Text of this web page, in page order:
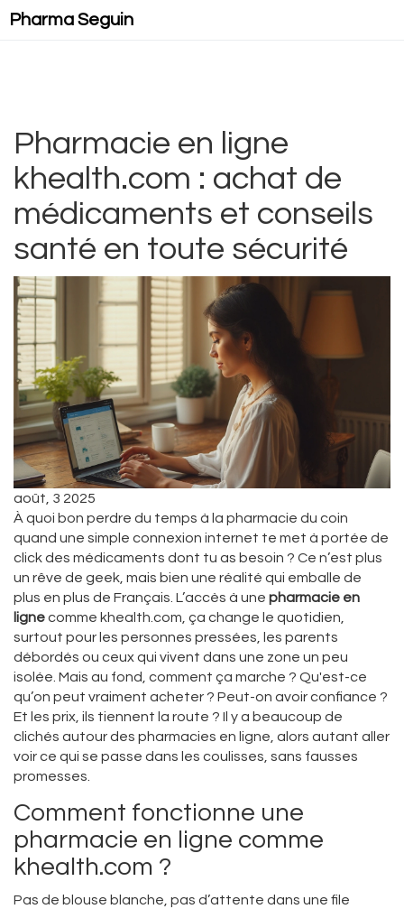
Pharma Seguin
Pharmacie en ligne
khealth.com : achat de
médicaments et conseils
santé en toute sécurité
août, 3 2025
À quoi bon perdre du temps à la pharmacie du coin
quand une simple connexion internet te met à portée de
click des médicaments dont tu as besoin ? Ce n’est plus
un rêve de geek, mais bien une réalité qui emballe de
plus en plus de Français. L’accès à une pharmacie en
lignecomme khealth.com, ça change le quotidien,
surtout pour les personnes pressées, les parents
débordés ou ceux qui vivent dans une zone un peu
isolée. Mais au fond, comment ça marche ? Qu'est-ce
qu’on peut vraiment acheter ? Peut-on avoir confiance ?
Et les prix, ils tiennent la route ? Il y a beaucoup de
clichés autour des pharmacies en ligne, alors autant aller
voir ce qui se passe dans les coulisses, sans fausses
promesses.
Comment fonctionne une
pharmacie en ligne comme
khealth.com ?
Pas de blouse blanche, pas d’attente dans une file